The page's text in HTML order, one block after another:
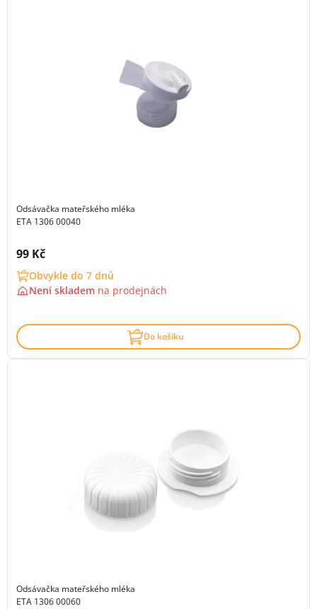
Odsávačka mateřského mléka
ETA 1306 00040
Cena s DPH:
99 Kč
Obvykle do 7 dnů
Není skladem na prodejnách
Do košíku
Odsávačka mateřského mléka
ETA 1306 00060